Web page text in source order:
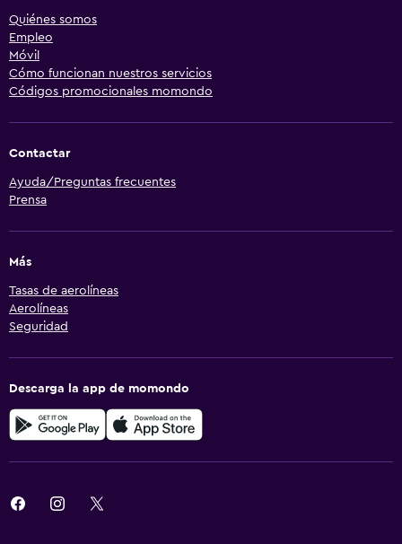
Quiénes somos
Empleo
Móvil
Cómo funcionan nuestros servicios
Códigos promocionales momondo
Contactar
Ayuda/Preguntas frecuentes
Prensa
Más
Tasas de aerolíneas
Aerolíneas
Seguridad
Descarga la app de momondo